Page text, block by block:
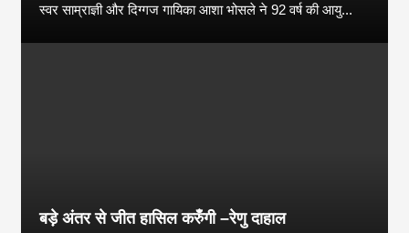
स्वर साम्राज्ञी और दिग्गज गायिका आशा भोसले ने 92 वर्ष की आयु...
बड़े अंतर से जीत हासिल करुँंगी –रेणु दाहाल